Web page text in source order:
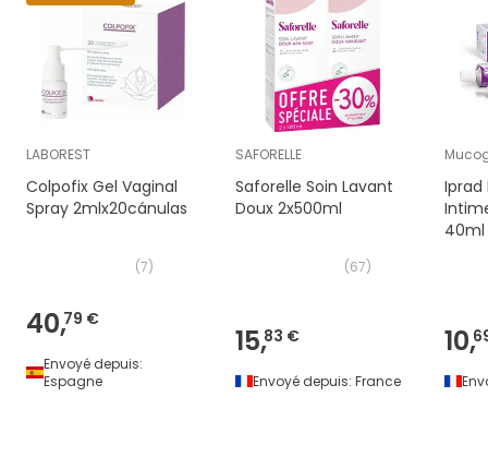
LABOREST
Colpofix Gel Vaginal
Spray 2mlx20cánulas
(7)
40,79 €
Envoyé depuis:
Espagne
SAFORELLE
Saforelle Soin Lavant
Doux 2x500ml
(67)
15,83 €
Envoyé depuis: France
Iprad
40ml
10,